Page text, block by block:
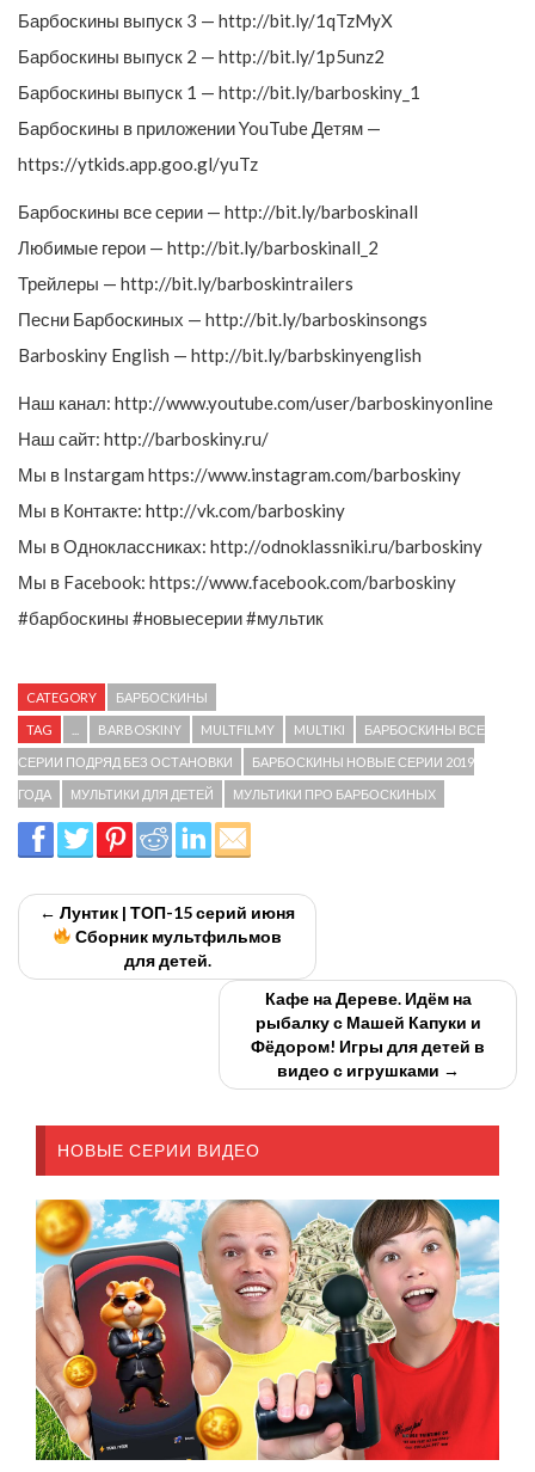
Барбоскины выпуск 3 — http://bit.ly/1qTzMyX
Барбоскины выпуск 2 — http://bit.ly/1p5unz2
Барбоскины выпуск 1 — http://bit.ly/barboskiny_1
Барбоскины в приложении YouTube Детям —
https://ytkids.app.goo.gl/yuTz
Барбоскины все серии — http://bit.ly/barboskinall
Любимые герои — http://bit.ly/barboskinall_2
Трейлеры — http://bit.ly/barboskintrailers
Песни Барбоскиных — http://bit.ly/barboskinsongs
Barboskiny English — http://bit.ly/barbskinyenglish
Наш канал: http://www.youtube.com/user/barboskinyonline
Наш сайт: http://barboskiny.ru/
Мы в Instargam https://www.instagram.com/barboskiny
Мы в Контакте: http://vk.com/barboskiny
Мы в Одноклассниках: http://odnoklassniki.ru/barboskiny
Мы в Facebook: https://www.facebook.com/barboskiny
#барбоскины #новыесерии #мультик
CATEGORY БАРБОСКИНЫ
TAG BARBOSKINY MULTFILMY MULTIKI БАРБОСКИНЫ ВСЕ
СЕРИИ ПОДРЯД БЕЗ ОСТАНОВКИ БАРБОСКИНЫ НОВЫЕ СЕРИИ 2019
ГОДА МУЛЬТИКИ ДЛЯ ДЕТЕЙ МУЛЬТИКИ ПРО БАРБОСКИНЫХ
← Лунтик | ТОП-15 серий июня
Сборник мультфильмов
для детей.
Кафе на Дереве. Идём на
рыбалку с Машей Капуки и
Фёдором! Игры для детей в
видео с игрушками →
НОВЫЕ СЕРИИ ВИДЕО